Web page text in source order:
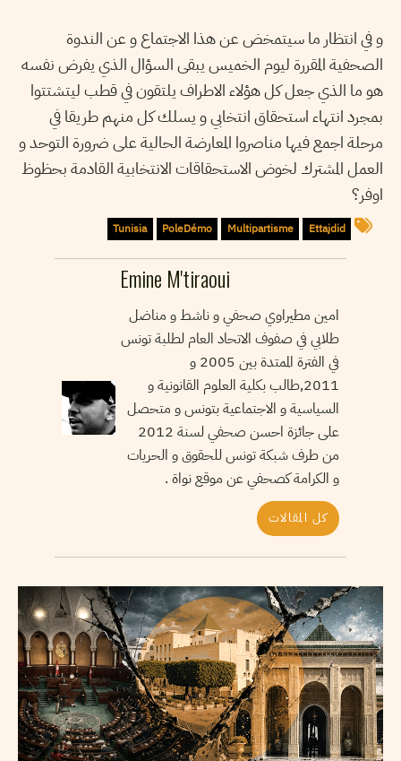
و في انتظار ما سيتمخض عن هذا الاجتماع و عن الندوة
الصحفية المقررة ليوم الخميس يبقى السؤال الذي يفرض نفسه
هو ما الذي جعل كل هؤلاء الاطراف يلتقون في قطب ليتشتتوا
بمجرد انتهاء استحقاق انتخابي و يسلك كل منهم طريقا في
مرحلة اجمع فيها مناصروا المعارضة الحالية على ضرورة التوحد و
العمل المشترك لخوض الاستحقاقات الانتخابية القادمة بحظوظ
اوفر؟
Ettajdid
Multipartisme
PoleDémo
Tunisia
Emine M'tiraoui
امين مطيراوي صحفي و ناشط و مناضل
طلابي في صفوف الاتحاد العام لطلبة تونس
في الفترة الممتدة بين 2005 و
2011,طالب بكلية العلوم القانونية و
السياسية و الاجتماعية بتونس و متحصل
على جائزة احسن صحفي لسنة 2012
من طرف شبكة تونس للحقوق و الحريات
و الكرامة كصحفي عن موقع نواة .
كل المقالات